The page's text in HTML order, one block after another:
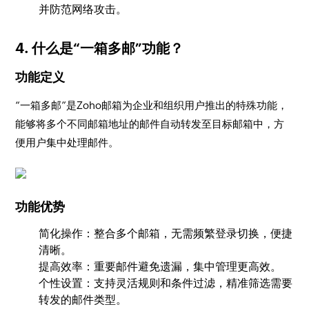
并防范网络攻击。
4. 什么是“一箱多邮”功能？
功能定义
“一箱多邮”是Zoho邮箱为企业和组织用户推出的特殊功能，
能够将多个不同邮箱地址的邮件自动转发至目标邮箱中，方
便用户集中处理邮件。
功能优势
简化操作：整合多个邮箱，无需频繁登录切换，便捷
清晰。
提高效率：重要邮件避免遗漏，集中管理更高效。
个性设置：支持灵活规则和条件过滤，精准筛选需要
转发的邮件类型。